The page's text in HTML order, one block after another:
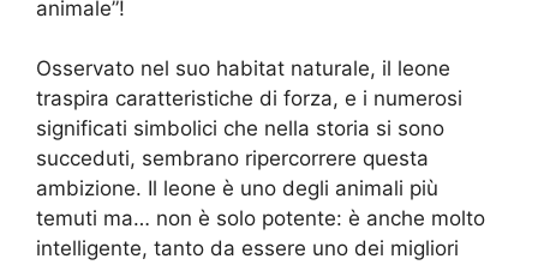
animale”!
Osservato nel suo habitat naturale, il leone
traspira caratteristiche di forza, e i numerosi
significati simbolici che nella storia si sono
succeduti, sembrano ripercorrere questa
ambizione. Il leone è uno degli animali più
temuti ma… non è solo potente: è anche molto
intelligente, tanto da essere uno dei migliori